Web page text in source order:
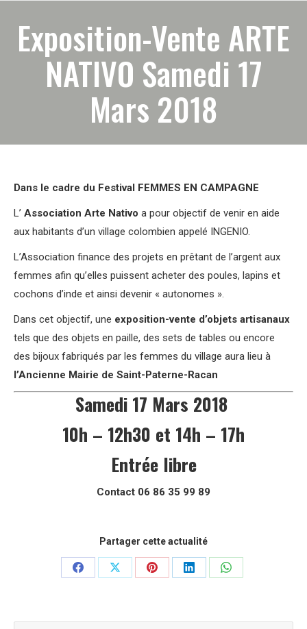
Exposition-Vente ARTE
NATIVO Samedi 17
Mars 2018
Dans le cadre du Festival FEMMES EN CAMPAGNE
L’ Association Arte Nativo a pour objectif de venir en aide
aux habitants d’un village colombien appelé INGENIO.
L’Association finance des projets en prêtant de l’argent aux
femmes afin qu’elles puissent acheter des poules, lapins et
cochons d’inde et ainsi devenir « autonomes ».
Dans cet objectif, une exposition-vente d’objets artisanaux
tels que des objets en paille, des sets de tables ou encore
des bijoux fabriqués par les femmes du village aura lieu à
l’Ancienne Mairie de Saint-Paterne-Racan
Samedi 17 Mars 2018
10h – 12h30 et 14h – 17h
Entrée libre
Contact 06 86 35 99 89
Partager cette actualité
PartagerPartagerPartagerPartagerPartager